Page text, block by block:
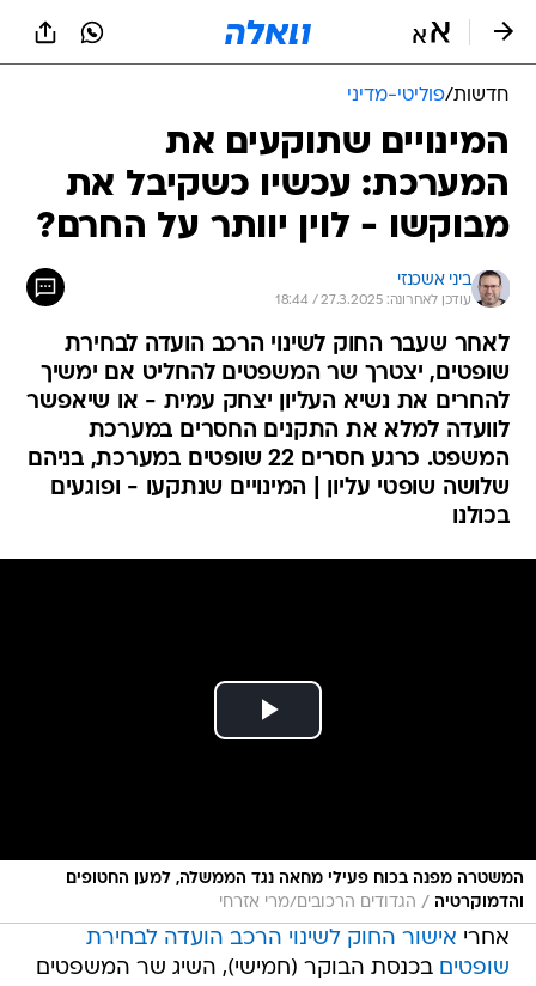
חדשות/פוליטי-מדיני
המינויים שתוקעים את
המערכת: עכשיו כשקיבל את
מבוקשו - לוין יוותר על החרם?
ביני אשכנזי
עודכן לאחרונה: 27.3.2025 / 18:44
לאחר שעבר החוק לשינוי הרכב הועדה לבחירת
שופטים, יצטרך שר המשפטים להחליט אם ימשיך
להחרים את נשיא העליון יצחק עמית - או שיאפשר
לוועדה למלא את התקנים החסרים במערכת
המשפט. כרגע חסרים 22 שופטים במערכת, בניהם
שלושה שופטי עליון | המינויים שנתקעו - ופוגעים
בכולנו
המשטרה מפנה בכוח פעילי מחאה נגד הממשלה, למען החטופים
והדמוקרטיה / הגדודים הרכובים/מרי אזרחי
אחרי אישור החוק לשינוי הרכב הועדה לבחירת
שופטים בכנסת הבוקר (חמישי), השיג שר המשפטים